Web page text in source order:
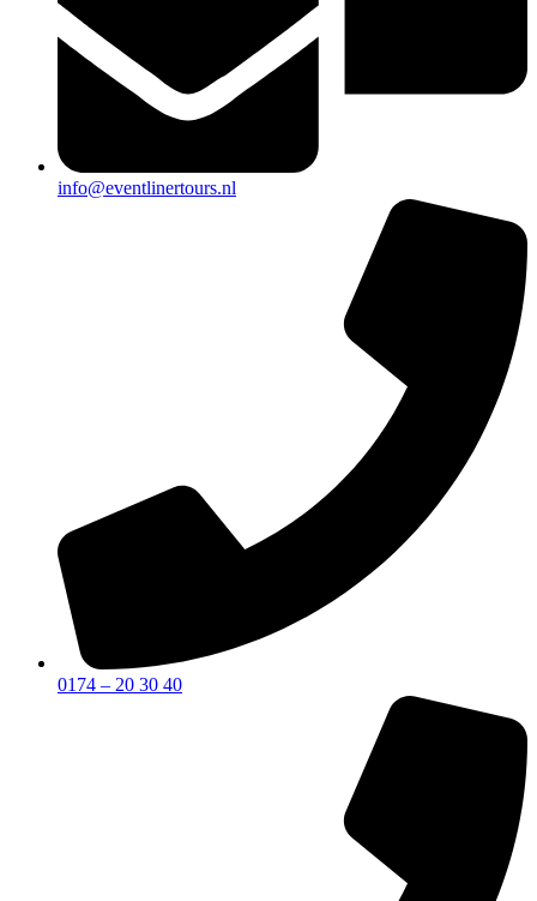
info@eventlinertours.nl
0174 – 20 30 40